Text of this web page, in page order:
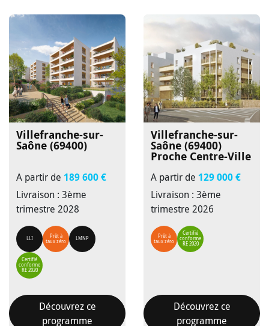
Villefranche-sur-
Saône (69400)
A partir de 189 600 €
Livraison : 3ème
trimestre 2028
LLI
Prêt à
taux zéro
LMNP
Certifié
conforme
RE 2020
Découvrez ce
programme
Villefranche-sur-
Saône (69400)
Proche Centre-Ville
A partir de 129 000 €
Livraison : 3ème
trimestre 2026
Prêt à
taux zéro
Certifié
conforme
RE 2020
Découvrez ce
programme